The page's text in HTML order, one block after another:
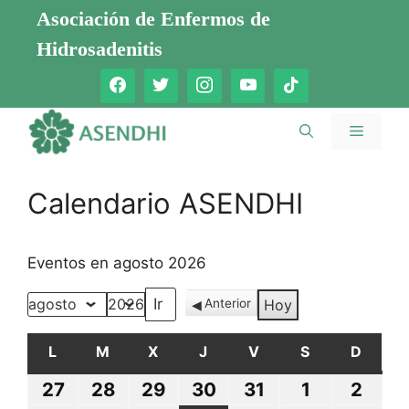
Saltar
contenido
Asociación de Enfermos de
Hidrosadenitis
Menú
Calendario ASENDHI
Eventos en agosto 2026
Mes
Año
Anterior Hoy
L LUNES
M MARTES
X MIÉRCOLES
J JUEVES
V VIERNES
S SÁBADO
D
2727
28 29 30 31 1 2